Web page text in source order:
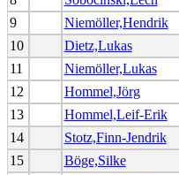
9
Niemöller,Hendrik
10
Dietz,Lukas
11
Niemöller,Lukas
12
Hommel,Jörg
13
Hommel,Leif-Erik
14
Stotz,Finn-Jendrik
15
Böge,Silke